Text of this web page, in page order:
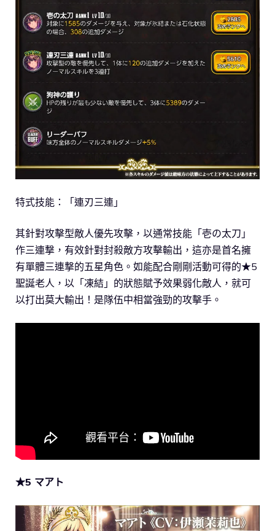
特式技能：「連刃三連」
其針對攻擊型敵人優先攻擊，以通常技能「壱の太刀」
作三連撃，有效針對封殺敵方攻擊輸出，這亦是首名擁
有單體三連撃的五星角色。如能配合剛剛活動可得的★5
聖誕老人，以「凍結」的狀態賦予效果弱化敵人，就可
以打出莫大輸出！是隊伍中相當強勁的攻擊手。
★5 マアト